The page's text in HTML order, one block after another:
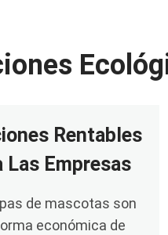
Rentables
Las Empresas
de mascotas son
económica de